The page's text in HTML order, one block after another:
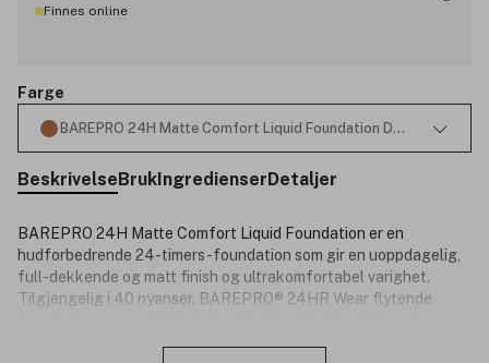
Finnes online
Farge
BAREPRO 24H Matte Comfort Liquid Foundation Deep 51
Beskrivelse Bruk Ingredienser Detaljer
BAREPRO 24H Matte Comfort Liquid Foundation er en
hudforbedrende 24-timers-foundation som gir en uoppdagelig,
full-dekkende og matt finish og ultrakomfortabel varighet.
Tilgjengelig i 40 nyanser. BAREPRO® 24HR Wear flytende
pigmenter, oljeabsorberende mineraler og ingredienser som